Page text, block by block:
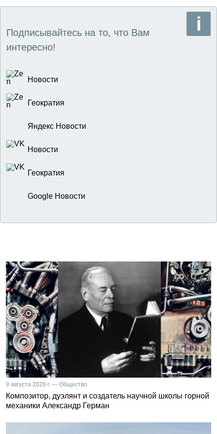
Подписывайтесь на то, что Вам
интересно!
Новости
Геократия
Яндекс Новости
Новости
Геократия
Google Новости
9 августа 2026 г. — Общество
Композитор, дуэлянт и создатель научной школы горной
механики Александр Герман